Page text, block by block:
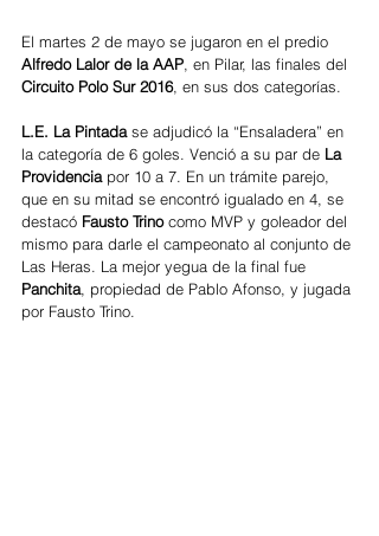
El martes 2 de mayo se jugaron en el predio
Alfredo Lalor de la AAP, en Pilar, las finales del
Circuito Polo Sur 2016, en sus dos categorías.
L.E. La Pintada se adjudicó la “Ensaladera” en
la categoría de 6 goles. Venció a su par de La
Providencia por 10 a 7. En un trámite parejo,
que en su mitad se encontró igualado en 4, se
destacó Fausto Trino como MVP y goleador del
mismo para darle el campeonato al conjunto de
Las Heras. La mejor yegua de la final fue
Panchita, propiedad de Pablo Afonso, y jugada
por Fausto Trino.